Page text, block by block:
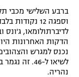
לוח דרושים –
תגיות
המגזין
ברבע השלישי מכבי
וספגה 12
לדיברתולומאו, ג'ונס
הדקות האחרונות
נכנס למגרש
לשיאו ל-46. זה נגמר בניצחון
נהריה.